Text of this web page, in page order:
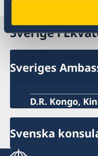
Sverige i
Sveriges
D.R. Kongo,
Svenska